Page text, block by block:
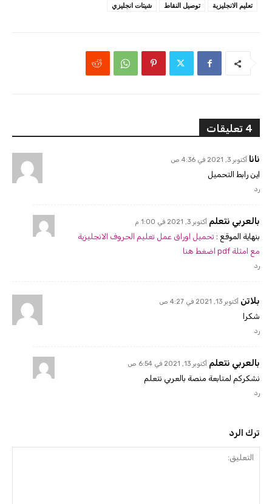
تعليم الانجليزية
توصيل النقاط شيتات انجليزي
4 تعليقات
نانا أكتوبر 3, 2021 في 4:36 ص
اين رابط التحميل
رد
بالعربي نتعلم أكتوبر 3, 2021 في 1:00 م
بنهاية الموقع : تحميل اوراق عمل تعليم الحروف الانجليزية
مع امثلة pdf اضغط هنا
رد
بلاتن أكتوبر 13, 2021 في 4:27 ص
شكرا
رد
بالعربي نتعلم أكتوبر 13, 2021 في 6:54 ص
نشكركم لمتابعة منصة بالعربي نتعلم
رد
ترك الرد